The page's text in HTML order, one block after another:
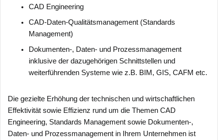
CAD Engineering
CAD-Daten-Qualitätsmanagement (Standards
Management)
Dokumenten-, Daten- und Prozessmanagement
inklusive der dazugehörigen Schnittstellen und
weiterführenden Systeme wie z.B. BIM, GIS, CAFM etc.
Die gezielte Erhöhung der technischen und wirtschaftlichen
Effektivität sowie Effizienz rund um die Themen CAD
Engineering, Standards Management sowie Dokumenten-,
Daten- und Prozessmanagement in Ihrem Unternehmen ist